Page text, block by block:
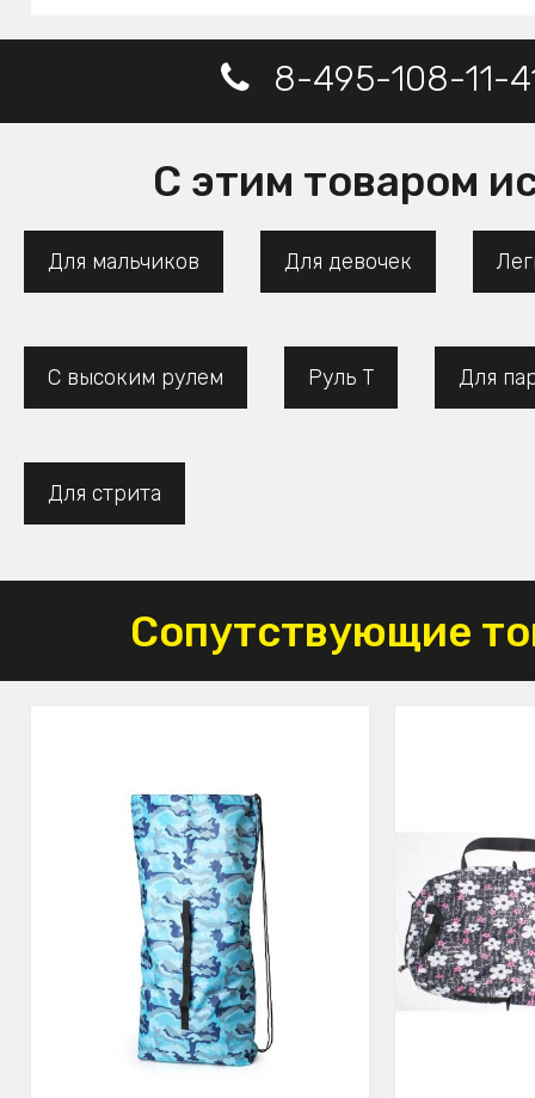
8-495-108-11-
С этим товаром
Для мальчиков Для девочек
С высоким рулем Руль Т Для
Для стрита
Сопутствующие